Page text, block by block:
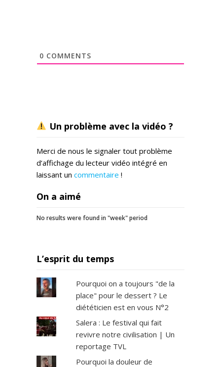
0 COMMENTS
Un problème avec la vidéo ?
Merci de nous le signaler tout problème
d’affichage du lecteur vidéo intégré en
laissant un commentaire !
On a aimé
No results were found in "week" period
L’esprit du temps
Pourquoi on a toujours "de la
place" pour le dessert ? Le
diététicien est en vous N°2
Salera : Le festival qui fait
revivre notre civilisation | Un
reportage TVL
Pourquoi la douleur de